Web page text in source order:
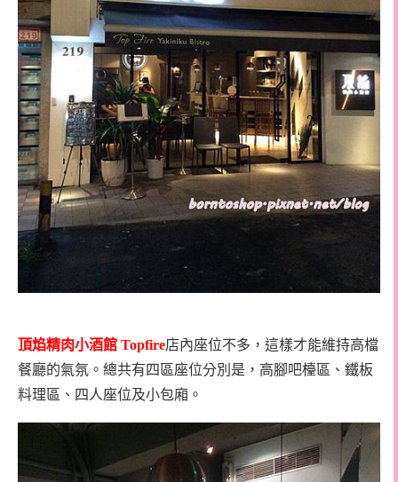
頂焰精肉小酒館 Topfire店內座位不多，這樣才能維持高檔
餐廳的氣氛。總共有四區座位分別是，高腳吧檯區、鐵板
料理區、四人座位及小包廂。